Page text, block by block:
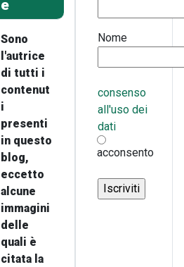
e
Sono
l'autrice
di tutti i
contenut
i
presenti
in questo
blog,
eccetto
alcune
immagini
delle
quali è
citata la
Nome
consenso
all'uso dei
dati
acconsento